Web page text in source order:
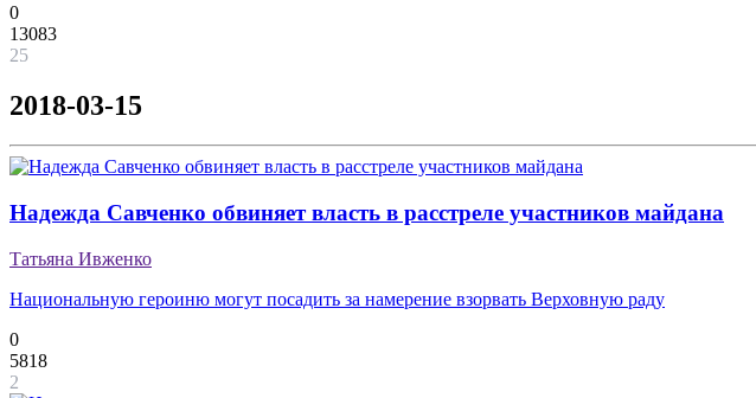
0
13083
25
2018-03-15
Надежда Савченко обвиняет власть в расстреле участников майдана
Татьяна Ивженко
Национальную героиню могут посадить за намерение взорвать Верховную раду
0
5818
2